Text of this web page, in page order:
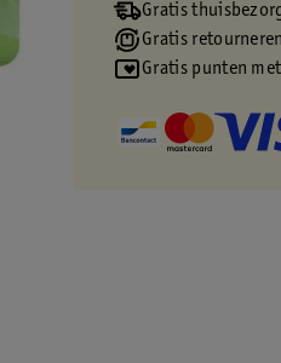
Gratis
Gratis
Gratis punten